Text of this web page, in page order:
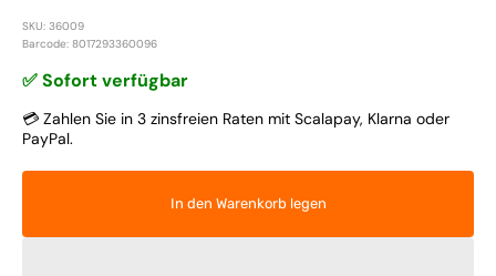
SKU: 36009
Barcode: 8017293360096
✅ Sofort verfügbar
💳 Zahlen Sie in 3 zinsfreien Raten mit Scalapay, Klarna oder
PayPal.
In den Warenkorb legen